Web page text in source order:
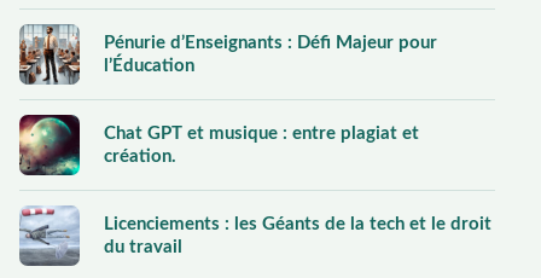
Pénurie d’Enseignants : Défi Majeur pour
l’Éducation
Chat GPT et musique : entre plagiat et
création.
Licenciements : les Géants de la tech et le droit
du travail